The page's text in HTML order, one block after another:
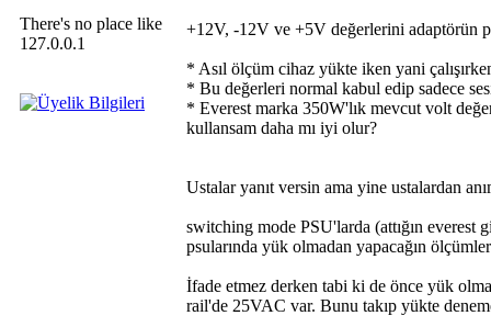
There's no place like
127.0.0.1
+12V, -12V ve +5V değerlerini adaptörün
* Asıl ölçüm cihaz yükte iken yani
* Bu değerleri normal kabul edip sadece
* Everest marka 350W'lık mevcut volt
kullansam daha mı iyi olur?
Ustalar yanıt versin ama yine ustalardan
switching mode PSU'larda (attığın
psularında yük olmadan yapacağın
İfade etmez derken tabi ki de önce yük
rail'de 25VAC var. Bunu takıp yükte